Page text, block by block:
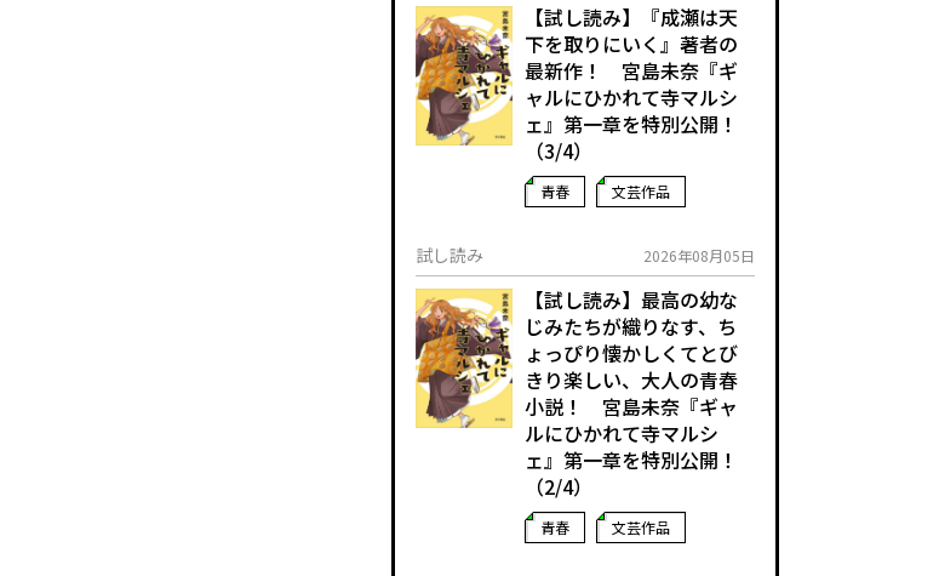
【試し読み】『成瀬は天
下を取りにいく』著者の
最新作！ 宮島未奈『ギ
ャルにひかれて寺マルシ
ェ』第一章を特別公開！
（3/4）
青春 文芸作品
試し読み 2026年08月05日
【試し読み】最高の幼な
じみたちが織りなす、ち
ょっぴり懐かしくてとび
きり楽しい、大人の青春
小説！ 宮島未奈『ギャ
ルにひかれて寺マルシ
ェ』第一章を特別公開！
（2/4）
青春 文芸作品